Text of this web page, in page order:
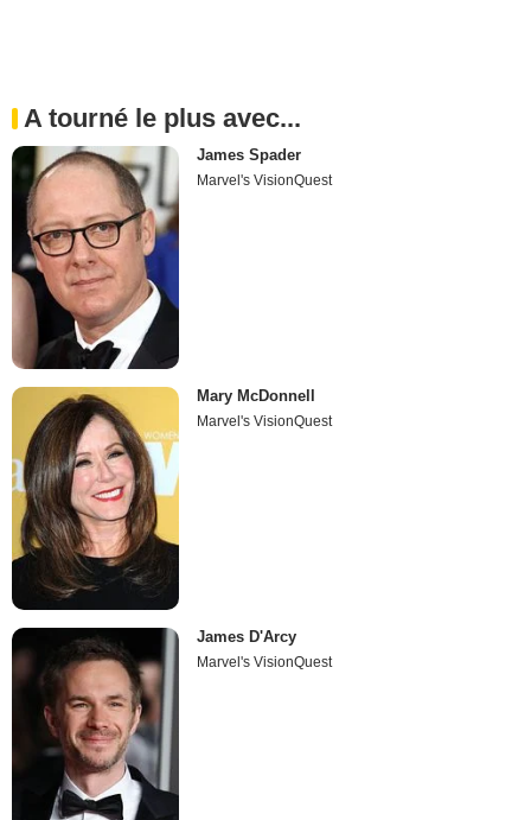
A tourné le plus avec...
James Spader
Marvel's VisionQuest
Mary McDonnell
Marvel's VisionQuest
James D'Arcy
Marvel's VisionQuest